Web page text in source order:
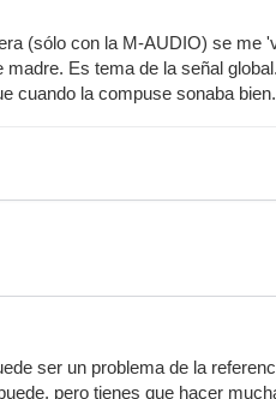
(sólo con la M-AUDIO) se me
Es tema de la señal
cuando la compuse sonaba
ser un problema de la
pero tienes que hacer